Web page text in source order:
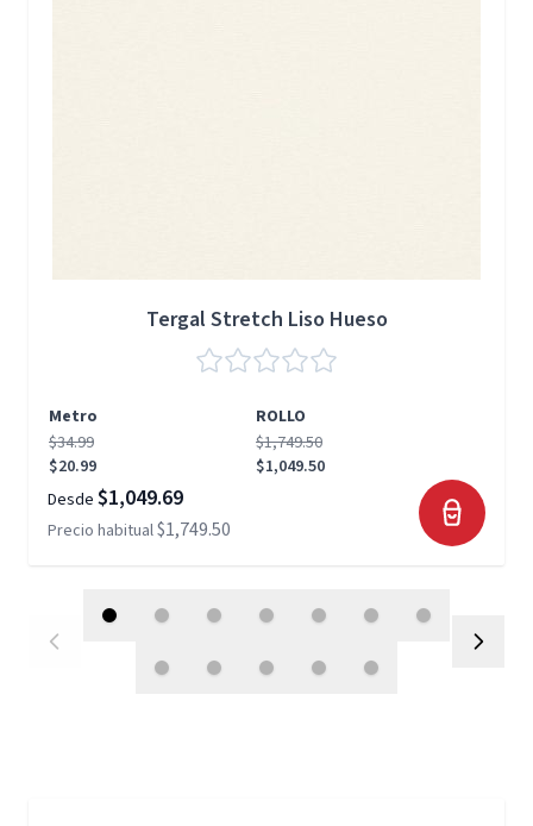
Tergal Stretch Liso Hueso
Metro
ROLLO
$34.99
$20.99
$1,749.50
$1,049.50
Desde $1,049.69
Precio habitual$1,749.50